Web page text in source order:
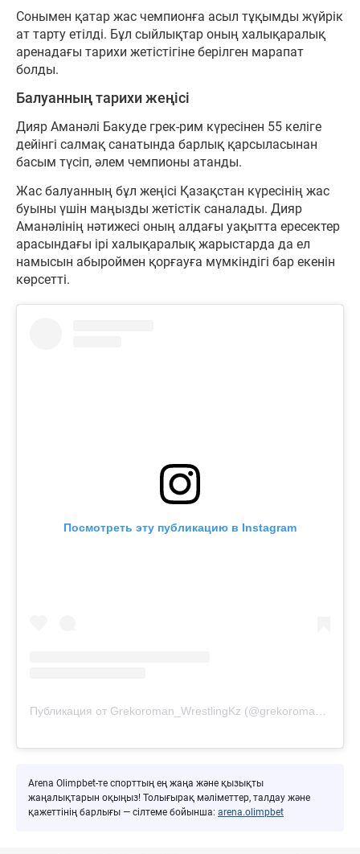
Сонымен қатар жас чемпионға асыл тұқымды жүйрік
ат тарту етілді. Бұл сыйлықтар оның халықаралық
аренадағы тарихи жетістігіне берілген марапат
болды.
Балуанның тарихи жеңісі
Дияр Аманәлі Бакуде грек-рим күресінен 55 келіге
дейінгі салмақ санатында барлық қарсыласынан
басым түсіп, әлем чемпионы атанды.
Жас балуанның бұл жеңісі Қазақстан күресінің жас
буыны үшін маңызды жетістік саналады. Дияр
Аманәлінің нәтижесі оның алдағы уақытта ересектер
арасындағы ірі халықаралық жарыстарда да ел
намысын абыроймен қорғауға мүмкіндігі бар екенін
көрсетті.
Посмотреть эту публикацию в Instagram
Arena Olimpbet-те спорттың ең жаңа және қызықты
жаңалықтарын оқыңыз! Толығырақ мәліметтер, талдау және
қажеттінің барлығы — сілтеме бойынша: arena.olimpbet